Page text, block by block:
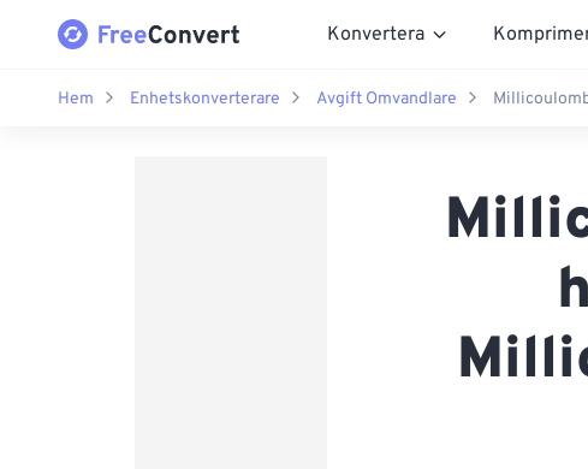
Konvertera
Hem Enhetskonverterare Avgift Omvandlare